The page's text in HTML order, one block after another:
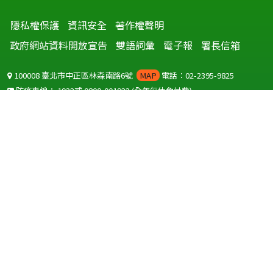
隱私權保護 資訊安全 著作權聲明
政府網站資料開放宣告
雙語詞彙 電子報 署長信箱
100008 臺北市中正區林森南路6號 MAP 電話：02-2395-9825
防疫專線：1922或0800-001922(全年無休免付費)